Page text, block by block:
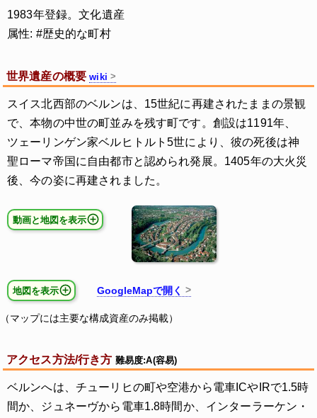
1983年登録。文化遺産
属性: #歴史的な町村
世界遺産の概要wiki
スイス北西部のベルンは、15世紀に再建されたままの景観
で、本物の中世の町並みを残す町です。創設は1191年、
ツェーリンゲン家ベルヒトルト5世により、彼の死後は神
聖ローマ帝国に自由都市と認められ発展。1405年の大火災
後、今の姿に再建されました。
動画と地図を表示
地図を表示 GoogleMapで開く
（マップには主要な構成資産のみ掲載）
アクセス方法/行き方 難易度:A(容易)
ベルンへは、チューリヒの町や空港から電車ICやIRで1.5時
間か、ジュネーヴから電車1.8時間か、インターラーケン・